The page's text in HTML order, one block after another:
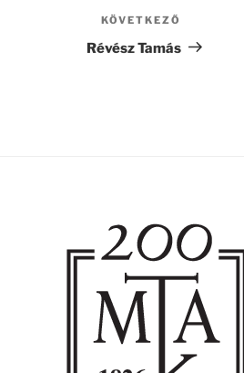
bejegyzés
KÖVETKEZŐ
Révész Tamás